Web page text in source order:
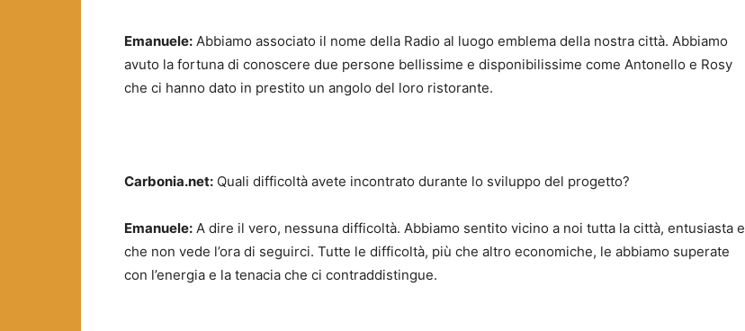
Emanuele: Abbiamo associato il nome della Radio al luogo emblema della nostra città. Abbiamo
avuto la fortuna di conoscere due persone bellissime e disponibilissime come Antonello e Rosy
che ci hanno dato in prestito un angolo del loro ristorante.
Carbonia.net: Quali difficoltà avete incontrato durante lo sviluppo del progetto?
Emanuele: A dire il vero, nessuna difficoltà. Abbiamo sentito vicino a noi tutta la città, entusiasta e
che non vede l’ora di seguirci. Tutte le difficoltà, più che altro economiche, le abbiamo superate
con l’energia e la tenacia che ci contraddistingue.